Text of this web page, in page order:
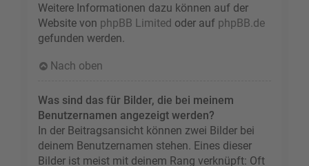
Weitere Informationen dazu können auf der
Website von phpBB Limited oder auf phpBB.de
gefunden werden.
Nach oben
Was sind das für Bilder, die bei meinem
Benutzernamen angezeigt werden?
In der Beitragsansicht können zwei Bilder bei
deinem Benutzernamen stehen. Eines dieser
Bilder ist meist mit deinem Rang verknüpft: Oft